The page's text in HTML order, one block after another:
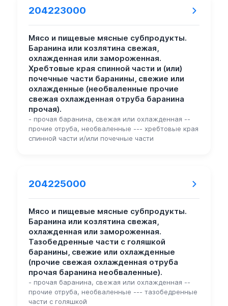
204223000
Мясо и пищевые мясные субпродукты.
Баранина или козлятина свежая,
охлажденная или замороженная.
Хребтовые края спинной части и (или)
почечные части баранины, свежие или
охлажденные (необваленные прочие
свежая охлажденная отруба баранина
прочая).
- прочая баранина, свежая или охлажденная --
прочие отруба, необваленные --- хребтовые края
спинной части и/или почечные части
204225000
Мясо и пищевые мясные субпродукты.
Баранина или козлятина свежая,
охлажденная или замороженная.
Тазобедренные части с голяшкой
баранины, свежие или охлажденные
(прочие свежая охлажденная отруба
прочая баранина необваленные).
- прочая баранина, свежая или охлажденная --
прочие отруба, необваленные --- тазобедренные
части с голяшкой